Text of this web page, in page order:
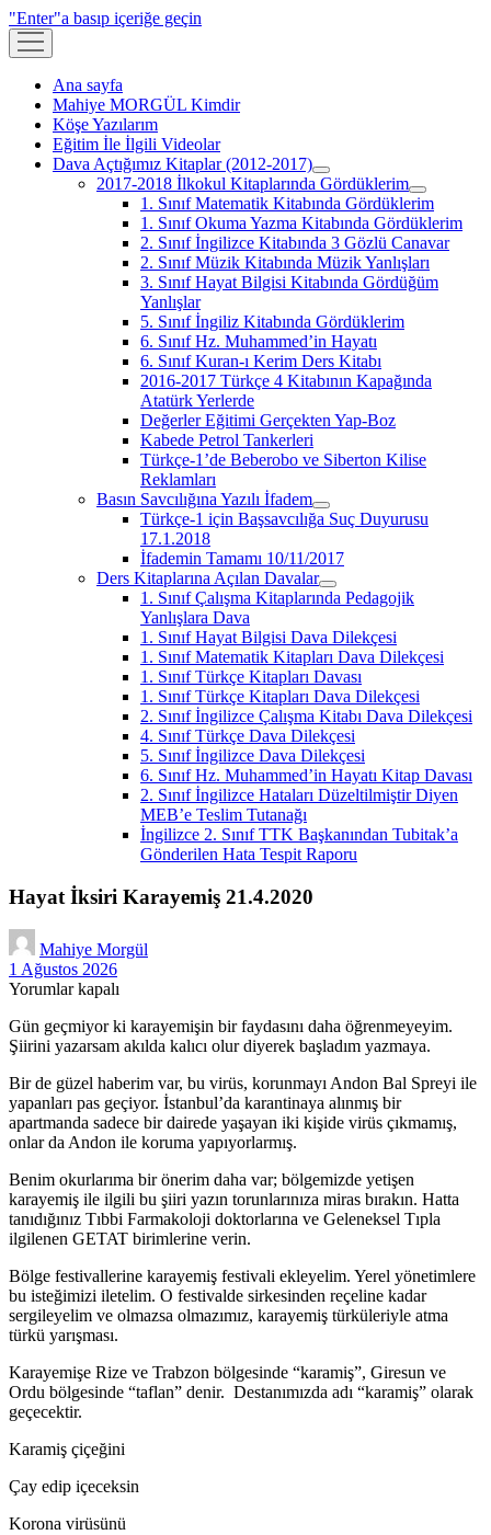
"Enter"a basıp içeriğe geçin
menüyü
aç
Ana sayfa
Mahiye MORGÜL Kimdir
Köşe Yazılarım
Eğitim İle İlgili Videolar
Dava Açtığımız Kitaplar (2012-2017)
menüyü
aç
2017-2018 İlkokul Kitaplarında Gördüklerim
menüyü
aç
1. Sınıf Matematik Kitabında Gördüklerim
1. Sınıf Okuma Yazma Kitabında Gördüklerim
2. Sınıf İngilizce Kitabında 3 Gözlü Canavar
2. Sınıf Müzik Kitabında Müzik Yanlışları
3. Sınıf Hayat Bilgisi Kitabında Gördüğüm
Yanlışlar
5. Sınıf İngiliz Kitabında Gördüklerim
6. Sınıf Hz. Muhammed’in Hayatı
6. Sınıf Kuran-ı Kerim Ders Kitabı
2016-2017 Türkçe 4 Kitabının Kapağında
Atatürk Yerlerde
Değerler Eğitimi Gerçekten Yap-Boz
Kabede Petrol Tankerleri
Türkçe-1’de Beberobo ve Siberton Kilise
Reklamları
Basın Savcılığına Yazılı İfadem
menüyü
aç
Türkçe-1 için Başsavcılığa Suç Duyurusu
17.1.2018
İfademin Tamamı 10/11/2017
Ders Kitaplarına Açılan Davalar
menüyü
aç
1. Sınıf Çalışma Kitaplarında Pedagojik
Yanlışlara Dava
1. Sınıf Hayat Bilgisi Dava Dilekçesi
1. Sınıf Matematik Kitapları Dava Dilekçesi
1. Sınıf Türkçe Kitapları Davası
1. Sınıf Türkçe Kitapları Dava Dilekçesi
2. Sınıf İngilizce Çalışma Kitabı Dava Dilekçesi
4. Sınıf Türkçe Dava Dilekçesi
5. Sınıf İngilizce Dava Dilekçesi
6. Sınıf Hz. Muhammed’in Hayatı Kitap Davası
2. Sınıf İngilizce Hataları Düzeltilmiştir Diyen
MEB’e Teslim Tutanağı
İngilizce 2. Sınıf TTK Başkanından Tubitak’a
Gönderilen Hata Tespit Raporu
Hayat İksiri Karayemiş 21.4.2020
Mahiye Morgül
1 Ağustos 2026
Yorumlar kapalı
Gün geçmiyor ki karayemişin bir faydasını daha öğrenmeyeyim.
Şiirini yazarsam akılda kalıcı olur diyerek başladım yazmaya.
Bir de güzel haberim var, bu virüs, korunmayı Andon Bal Spreyi ile
yapanları pas geçiyor. İstanbul’da karantinaya alınmış bir
apartmanda sadece bir dairede yaşayan iki kişide virüs çıkmamış,
onlar da Andon ile koruma yapıyorlarmış.
Benim okurlarıma bir önerim daha var; bölgemizde yetişen
karayemiş ile ilgili bu şiiri yazın torunlarınıza miras bırakın. Hatta
tanıdığınız Tıbbi Farmakoloji doktorlarına ve Geleneksel Tıpla
ilgilenen GETAT birimlerine verin.
Bölge festivallerine karayemiş festivali ekleyelim. Yerel yönetimlere
bu isteğimizi iletelim. O festivalde sirkesinden reçeline kadar
sergileyelim ve olmazsa olmazımız, karayemiş türküleriyle atma
türkü yarışması.
Karayemişe Rize ve Trabzon bölgesinde “karamiş”, Giresun ve
Ordu bölgesinde “taflan” denir. Destanımızda adı “karamiş” olarak
geçecektir.
Karamiş çiçeğini
Çay edip içeceksin
Korona virüsünü